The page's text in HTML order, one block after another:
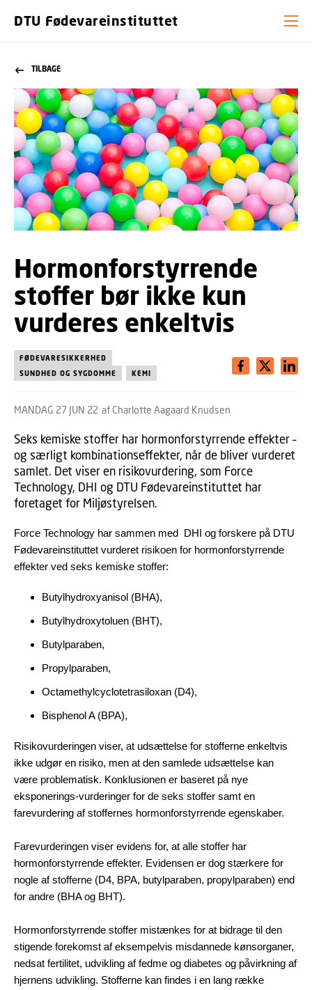
DTU Fødevareinstituttet
TILBAGE
Hormonforstyrrende
stoffer bør ikke kun
vurderes enkeltvis
FØDEVARESIKKERHED
SUNDHED OG SYGDOMME
KEMI
MANDAG 27 JUN 22 af Charlotte Aagaard Knudsen
Seks kemiske stoffer har hormonforstyrrende effekter –
og særligt kombinationseffekter, når de bliver vurderet
samlet. Det viser en risikovurdering, som Force
Technology, DHI og DTU Fødevareinstituttet har
foretaget for Miljøstyrelsen.
Force Technology har sammen med DHI og forskere på DTU
Fødevareinstituttet vurderet risikoen for hormonforstyrrende
effekter ved seks kemiske stoffer:
Butylhydroxyanisol (BHA),
Butylhydroxytoluen (BHT),
Butylparaben,
Propylparaben,
Octamethylcyclotetrasiloxan (D4),
Bisphenol A (BPA),
Risikovurderingen viser, at udsættelse for stofferne enkeltvis
ikke udgør en risiko, men at den samlede udsættelse kan
være problematisk. Konklusionen er baseret på nye
eksponerings-vurderinger for de seks stoffer samt en
farevurdering af stoffernes hormonforstyrrende egenskaber.
Farevurderingen viser evidens for, at alle stoffer har
hormonforstyrrende effekter. Evidensen er dog stærkere for
nogle af stofferne (D4, BPA, butylparaben, propylparaben) end
for andre (BHA og BHT).
Hormonforstyrrende stoffer mistænkes for at bidrage til den
stigende forekomst af eksempelvis misdannede kønsorganer,
nedsat fertilitet, udvikling af fedme og diabetes og påvirkning af
hjernens udvikling. Stofferne kan findes i en lang række